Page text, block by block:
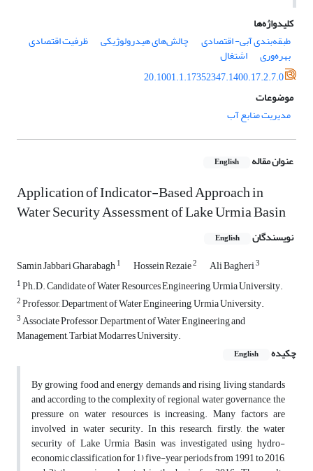
کلیدواژه‌ها
طبقه‌بندی آبی- اقتصادی
چالش‌های هیدرولوژیکی ظرفیت اقتصادی
بهره‌وری
اشتغال
20.1001.1.17352347.1400.17.2.7.0
موضوعات
مدیریت منابع آب
عنوان مقاله English
Application of Indicator-Based Approach in
Water Security Assessment of Lake Urmia Basin
نویسندگان English
Samin Jabbari Gharabagh1 Hossein Rezaie2 Ali Bagheri3
1Ph.D. Candidate of Water Resources Engineering, Urmia University.
2Professor, Department of Water Engineering, Urmia University.
3Associate Professor, Department of Water Engineering and
Management, Tarbiat Modarres University.
چکیده
English
By growing food and energy demands and rising living standards
and according to the complexity of regional water governance, the
pressure on water resources is increasing. Many factors are
involved in water security. In this research, firstly, the water
security of Lake Urmia Basin was investigated using hydro-
economic classification for 1) five-year periods from 1991 to 2016,